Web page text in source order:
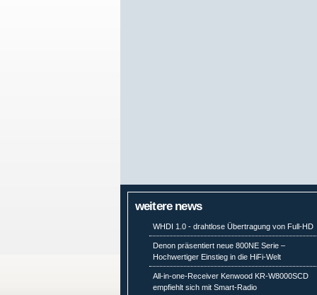
weitere news
WHDI 1.0 - drahtlose Übertragung von Full-HD
Denon präsentiert neue 800NE Serie –
Hochwertiger Einstieg in die HiFi-Welt
All-in-one-Receiver Kenwood KR-W8000SCD
empfiehlt sich mit Smart-Radio